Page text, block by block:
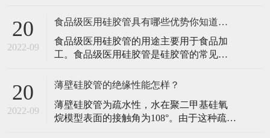
燃，
入烘箱或隧道炉中，可能会出现很多问
题，会大大影响生产效率，增加生产成
本，降低热缩管绝缘保护的性能。那么有
什么办法可以解决这些事情呢？热缩管厂
一
20
2022-09
食品级医用硅胶管具有哪些优势你知道吗！
食品级医用硅胶管的用途主要用于食品加
工。食品级医用硅胶管是硅胶管的常见类
说一下食品级医用硅胶管的特殊优势。 食
用于诊断、治疗和护理。要求颜色单一，
对组织和细胞的损伤尽可能小，不含因迁
20
2022-09
薄壁硅胶管的绝缘性能怎样？
薄壁硅胶管为疏水性，水在聚二甲基硅氧
烷模型表面的接触角为108°。由于这种疏水